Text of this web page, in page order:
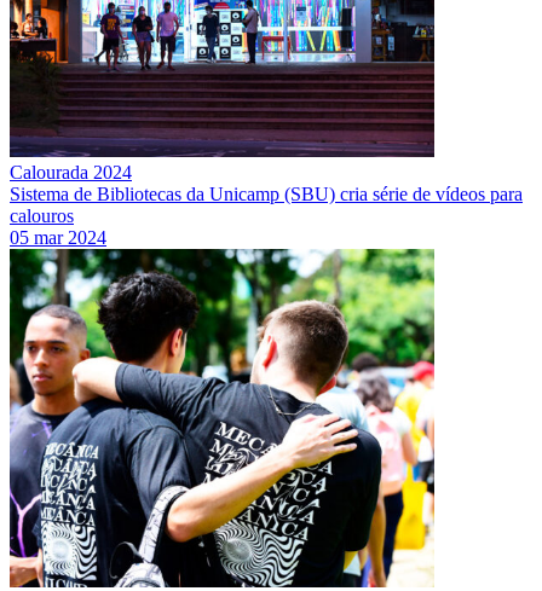
Calourada 2024
Sistema de Bibliotecas da Unicamp (SBU) cria série de vídeos para
calouros
05 mar 2024